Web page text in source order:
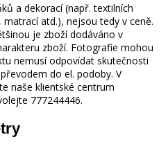
a dekorací (např. textilních
atd.), nejsou tedy v ceně.
je zboží dodáváno v
zboží. Fotografie mohou
nemusí odpovídat skutečnosti
do el. podoby. V
naše klientské centrum
777244446.